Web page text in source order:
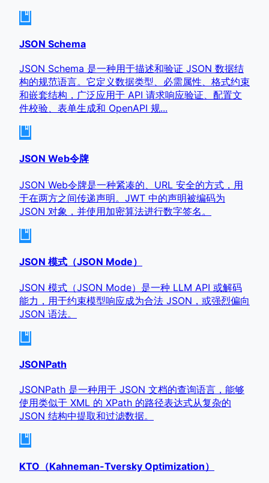
JSON Schema
JSON Schema 是一种用于描述和验证 JSON 数据结
构的规范语言。它定义数据类型、必需属性、格式约束
和嵌套结构，广泛应用于 API 请求响应验证、配置文
件校验、表单生成和 OpenAPI 规...
JSON Web令牌
JSON Web令牌是一种紧凑的、URL 安全的方式，用
于在两方之间传递声明。JWT 中的声明被编码为
JSON 对象，并使用加密算法进行数字签名。
JSON 模式（JSON Mode）
JSON 模式（JSON Mode）是一种 LLM API 或解码
能力，用于约束模型响应成为合法 JSON，或强烈偏向
JSON 语法。
JSONPath
JSONPath 是一种用于 JSON 文档的查询语言，能够
使用类似于 XML 的 XPath 的路径表达式从复杂的
JSON 结构中提取和过滤数据。
KTO（Kahneman-Tversky Optimization）